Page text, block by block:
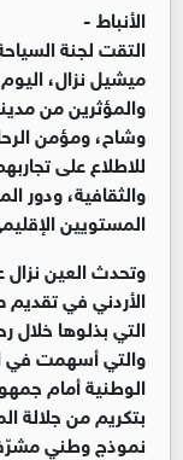
الأنباط -
التقت لجنة
ميشيل نزال،
والمؤثرين من
وشاح، ومؤمن
للاطلاع على
والثقافية، ودور
المستويين
وتحدث العين
الأردني في
التي بذلوها خلال
والتي أسهمت في
الوطنية أمام
بتكريم من جلالة
نموذج وطني